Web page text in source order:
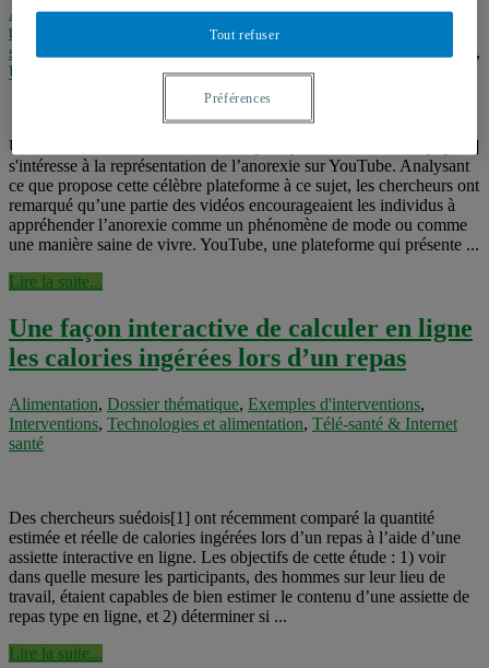
Alimentation,Alimentation,Analyses de l'internet santé,Dossier
thématique
Médias & réseaux sociaux
sociaux,Santé mentale,Santé mentale,Technologies et alimentation ,
Usages de l'Internet santé
Une étude réalisée en octobre 2011 par Syed-Abdul et son équipe[1]
s'intéresse à la représentation de l’anorexie sur YouTube. Analysant
ce que propose cette célèbre plateforme à ce sujet, les chercheurs ont
remarqué qu’une partie des vidéos encourageaient les individus à
appréhender l’anorexie comme un phénomène de mode ou comme
une manière saine de vivre. YouTube, une plateforme qui présente ...
Lire la suite...
Une façon interactive de calculer en ligne
les calories ingérées lors d’un repas
Alimentation, Dossier thématique, Exemples d'interventions,
Interventions, Technologies et alimentation, Télé-santé & Internet
santé
Des chercheurs suédois[1] ont récemment comparé la quantité
estimée et réelle de calories ingérées lors d’un repas à l’aide d’une
assiette interactive en ligne. Les objectifs de cette étude : 1) voir
dans quelle mesure les participants, des hommes sur leur lieu de
travail, étaient capables de bien estimer le contenu d’une assiette de
repas type en ligne, et 2) déterminer si ...
Lire la suite...
Tout refuser
Préférences